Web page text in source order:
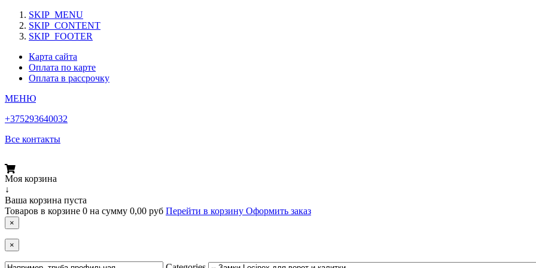
SKIP_MENU
SKIP_CONTENT
SKIP_FOOTER
Карта сайта
Оплата по карте
Оплата в рассрочку
МЕНЮ
+375293640032
Все контакты
Моя корзина
↓
Ваша корзина пуста
Товаров в корзине 0 на сумму 0,00 руб Перейти в корзину Оформить заказ
×
×